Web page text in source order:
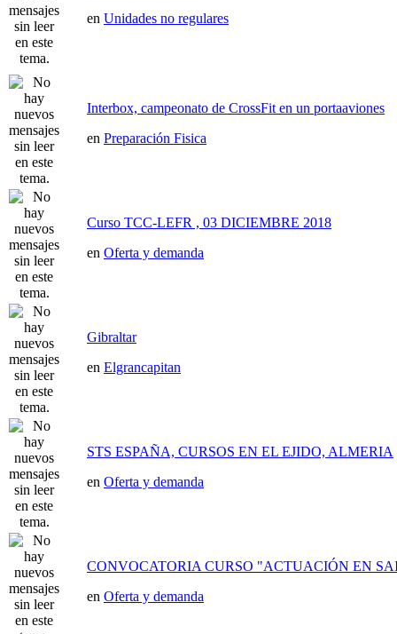
en Unidades no regulares
Interbox, campeonato de CrossFit en un portaaviones
en Preparación Fisica
Curso TCC-LEFR , 03 DICIEMBRE 2018
en Oferta y demanda
Gibraltar
en Elgrancapitan
STS ESPAÑA, CURSOS EN EL EJIDO, ALMERIA
en Oferta y demanda
CONVOCATORIA CURSO "ACTUACIÓN EN
en Oferta y demanda